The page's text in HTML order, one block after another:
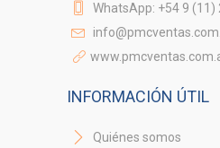
WhatsApp: +54 9 (11)
INFORMACIÓN ÚTIL
Quiénes somos